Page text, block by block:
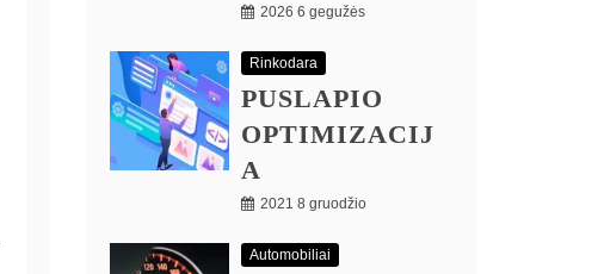
2026 6 gegužės
Rinkodara
PUSLAPIO
OPTIMIZACIJ
A
2021 8 gruodžio
Automobiliai